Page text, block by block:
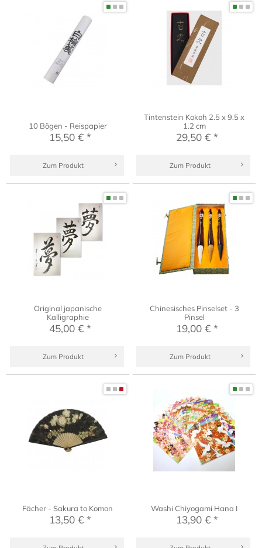
10 Bögen - Reispapier
15,50 € *
Zum Produkt
Tintenstein Kokoh 2.5 x 9.5 x
1.2 cm
29,50 € *
Zum Produkt
Original japanische
Kalligraphie
45,00 € *
Zum Produkt
Chinesisches Pinselset - 3
Pinsel
19,00 € *
Zum Produkt
Fächer - Sakura to Komon
13,50 € *
Washi Chiyogami Hana I
13,90 € *